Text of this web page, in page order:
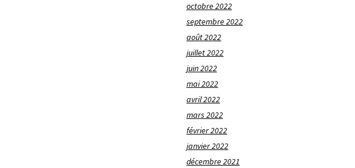
octobre 2022
septembre 2022
août 2022
juillet 2022
juin 2022
mai 2022
avril 2022
mars 2022
février 2022
janvier 2022
décembre 2021